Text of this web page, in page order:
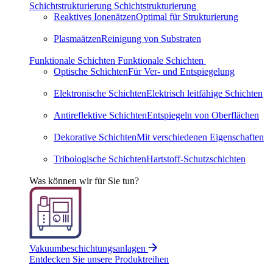
Schichtstrukturierung Schichtstrukturierung
Reaktives IonenätzenOptimal für Struk­tu­rierung
PlasmaätzenRei­nigung von Substraten
Funktionale Schichten Funktionale Schichten
Optische SchichtenFür Ver- und Entspiegelung
Elektronische SchichtenElektrisch leitfähige Schichten
Antireflektive SchichtenEntspiegeln von Oberflächen
Dekorative SchichtenMit verschie­denen Eigen­schaften
Tribologische SchichtenHartstoff-Schutz­schichten
Was können wir für Sie tun?
Vakuumbeschichtungsanlagen
Entdecken Sie unsere Produktreihen